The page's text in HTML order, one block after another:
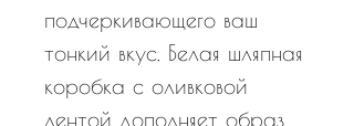
подчеркивающего ваш
тонкий вкус. Белая шляпная
коробка с оливковой
лентой дополняет образ,